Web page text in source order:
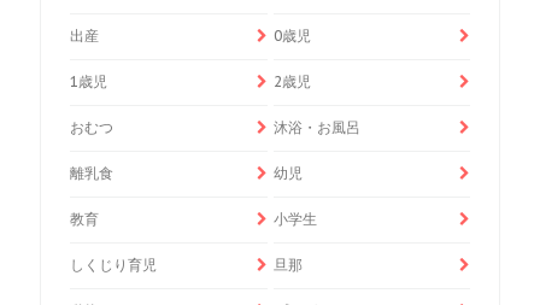
出産 0歳児
1歳児 2歳児
おむつ 沐浴・お風呂
離乳食 幼児
教育 小学生
しくじり育児 旦那